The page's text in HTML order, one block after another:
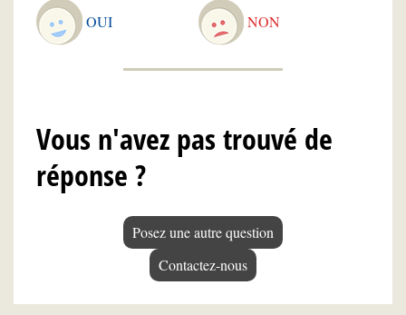
OUI NON
Vous n'avez pas trouvé de
réponse ?
Posez une autre question
Contactez-nous